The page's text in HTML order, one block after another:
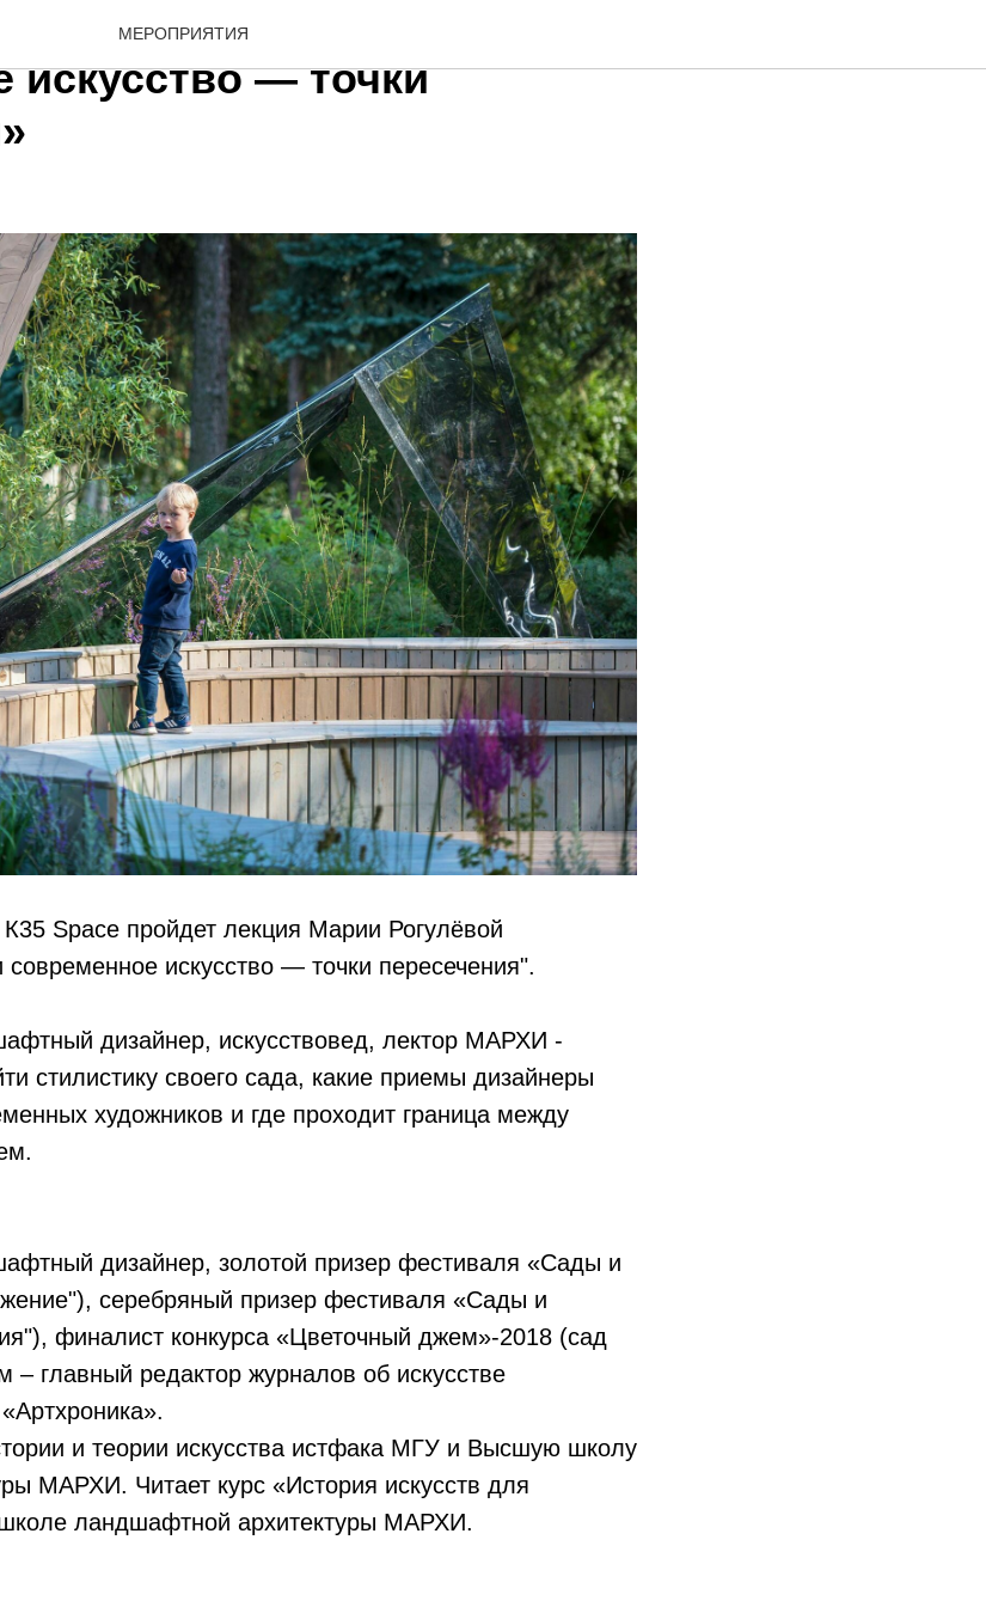
МЕРОПРИЯТИЯдизайн и
искусство — точки
Space пройдет лекция Марии Рогулёвой
искусство — точки пересечения".
дизайнер, искусствовед, лектор МАРХИ -
стилистику своего сада, какие приемы дизайнеры
художников и где проходит граница между
дизайнер, золотой призер фестиваля «Сады и
серебряный призер фестиваля «Сады и
финалист конкурса «Цветочный джем»-2018 (сад
главный редактор журналов об искусстве
и теории искусства истфака МГУ и Высшую школу
МАРХИ. Читает курс «История искусств для
ландшафтной архитектуры МАРХИ.